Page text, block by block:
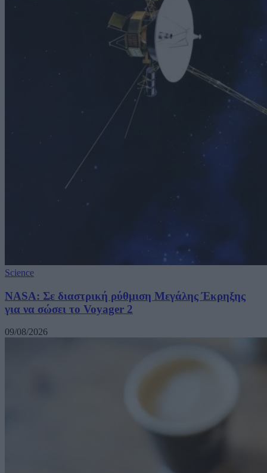
Science
NASA: Σε διαστρική ρύθμιση Μεγάλης Έκρηξης
για να σώσει το Voyager 2
09/08/2026